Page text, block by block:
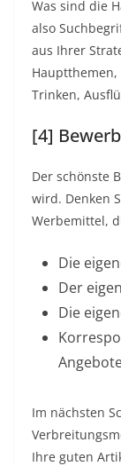
Was sind die
also
aus Ihrer
Hauptthemen,
Trinken,
[4]
Der schönste
wird. Denken
Werbemittel,
Die
Der
Die
Im nächsten
Ihre guten